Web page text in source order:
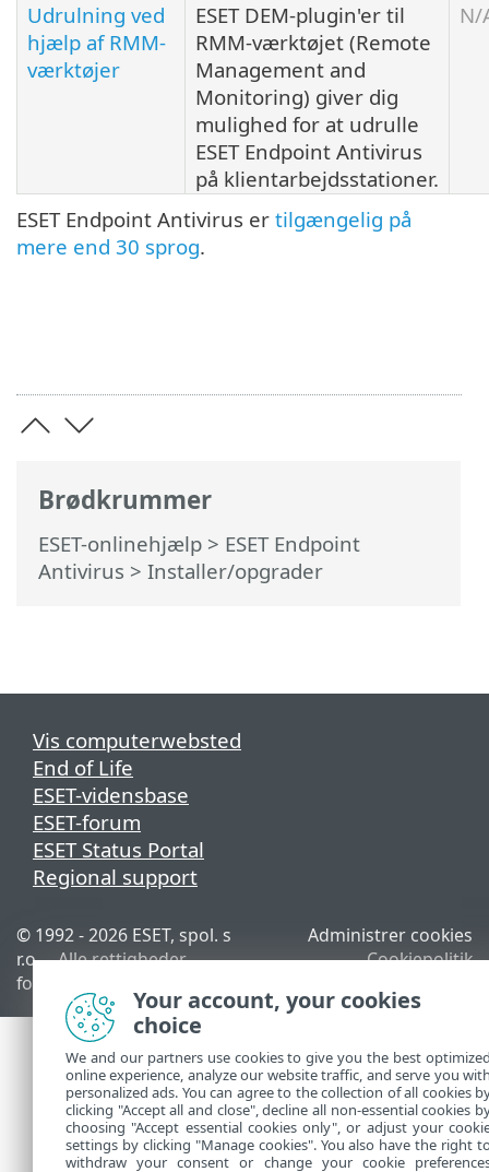
Brødkrummer
ESET-onlinehjælp > ESET Endpoint
Antivirus > Installer/opgrader
Udrulning ved
hjælp af RMM-
værktøjer
ESET DEM-plugin'er til
RMM-værktøjet (Remote
Management and
Monitoring) giver dig
mulighed for at udrulle
ESET Endpoint Antivirus
på klientarbejdsstationer.
N/
ESET Endpoint Antivirus er tilgængelig på
mere end 30 sprog.
Vis computerwebsted
End of Life
ESET-vidensbase
ESET-forum
ESET Status Portal
Regional support
© 1992 - 2026 ESET, spol. s
r.o. – Alle rettigheder
forbeholdes.
Administrer cookies
Cookiepolitik
Your account, your cookies
choice
We and our partners use cookies to give you the best
online experience, analyze our website traffic, and serve you
personalized ads. You can agree to the collection of all cookies
clicking "Accept all and close", decline all non-essential cookies
choosing "Accept essential cookies only", or adjust your
settings by clicking "Manage cookies". You also have the right
withdraw your consent or change your cookie